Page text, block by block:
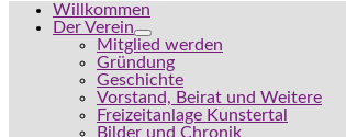
Willkommen
Der Verein
Mitglied werden
Gründung
Geschichte
Vorstand, Beirat und Weitere
Freizeitanlage Kunstertal
Bilder und Chronik